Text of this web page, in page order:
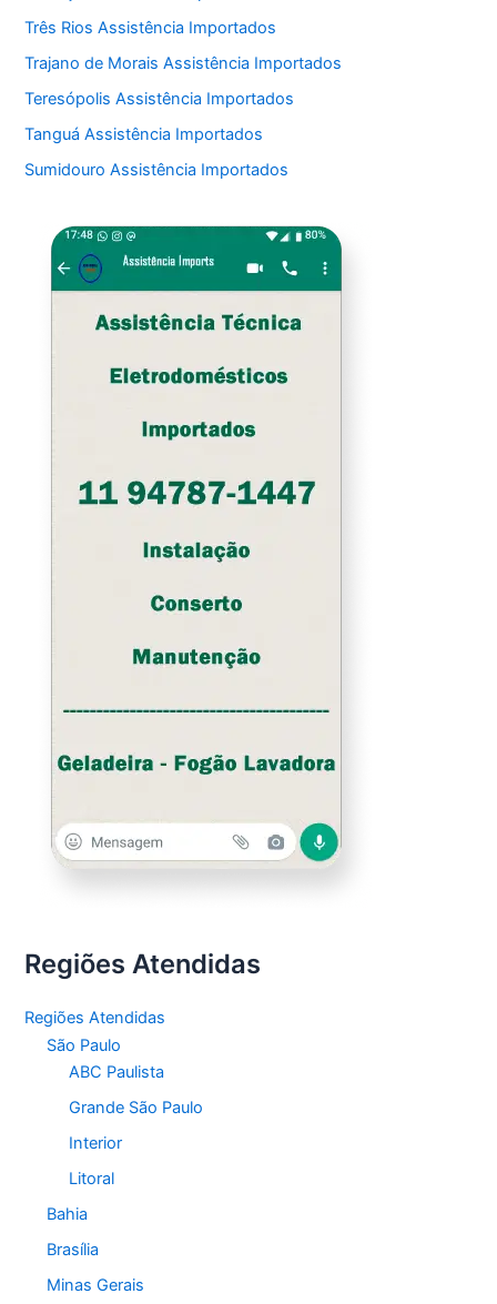
Três Rios Assistência Importados
Trajano de Morais Assistência Importados
Teresópolis Assistência Importados
Tanguá Assistência Importados
Sumidouro Assistência Importados
Regiões Atendidas
Regiões Atendidas
São Paulo
ABC Paulista
Grande São Paulo
Interior
Litoral
Bahia
Brasília
Minas Gerais